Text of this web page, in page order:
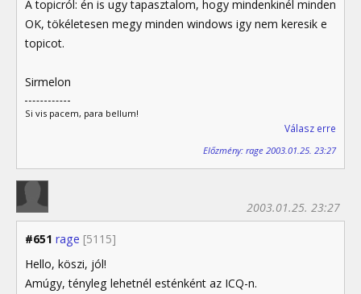
A topicról: én is ugy tapasztalom, hogy mindenkinél minden
OK, tökéletesen megy minden windows igy nem keresik e
topicot.
Sirmelon
Si vis pacem, para bellum!
Válasz erre
Előzmény: rage 2003.01.25. 23:27
#651 rage [5115]
2003.01.25. 23:27
Hello, köszi, jól!
Amúgy, tényleg lehetnél esténként az ICQ-n.